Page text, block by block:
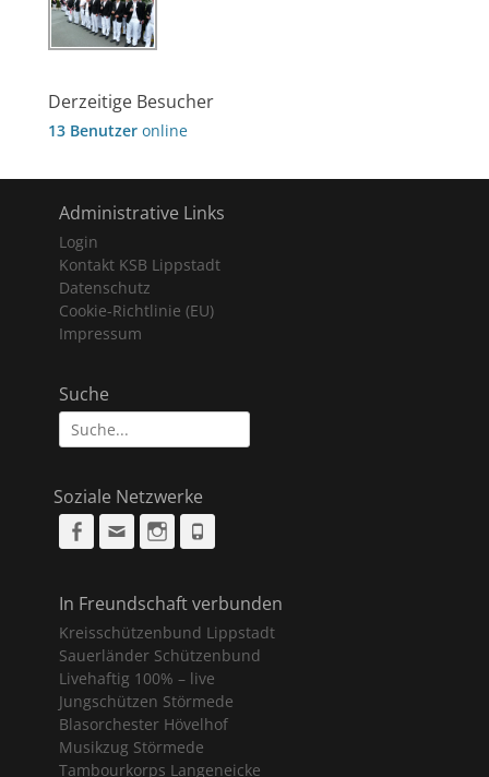
Derzeitige Besucher
13 Benutzer online
Administrative Links
Login
Kontakt KSB Lippstadt
Datenschutz
Cookie-Richtlinie (EU)
Impressum
Suche
Suche
nach:
Soziale Netzwerke
Facebook
Email Instagram
In Freundschaft verbunden
Kreisschützenbund Lippstadt
Sauerländer Schützenbund
Livehaftig 100% – live
Jungschützen Störmede
Blasorchester Hövelhof
Musikzug Störmede
Tambourkorps Langeneicke